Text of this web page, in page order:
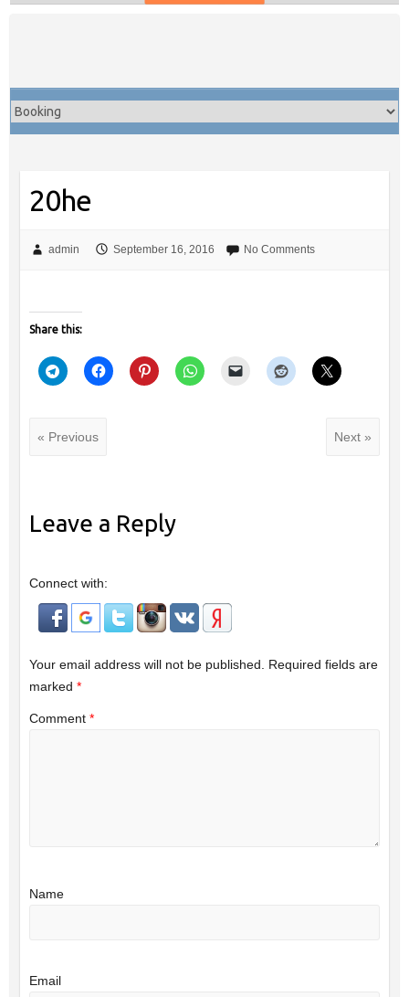
20he
admin September 16, 2016 No Comments
Share this:
« Previous Next »
Leave a Reply
Connect with:
Your email address will not be published.
Required fields are
marked *
Comment *
Name
Email